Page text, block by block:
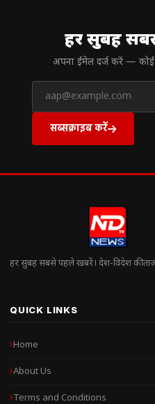
हर सुबह
अपना ईमेल दर्ज करें — कोई
सब्सक्राइब करें
हर सुबह सबसे पहले खबरें। देश-विदेश की
QUICK LINKS
Home
About Us
Terms and Conditions